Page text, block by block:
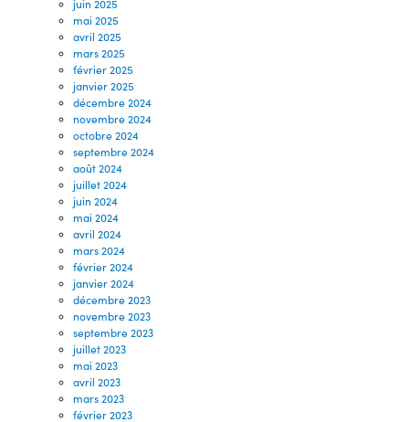
juin 2025
mai 2025
avril 2025
mars 2025
février 2025
janvier 2025
décembre 2024
novembre 2024
octobre 2024
septembre 2024
août 2024
juillet 2024
juin 2024
mai 2024
avril 2024
mars 2024
février 2024
janvier 2024
décembre 2023
novembre 2023
septembre 2023
juillet 2023
mai 2023
avril 2023
mars 2023
février 2023